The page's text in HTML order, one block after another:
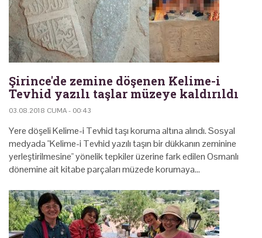
Şirince'de zemine döşenen Kelime-i
Tevhid yazılı taşlar müzeye kaldırıldı
03.08.2018 CUMA - 00:43
Yere döşeli Kelime-i Tevhid taşı koruma altına alındı. Sosyal
medyada "Kelime-i Tevhid yazılı taşın bir dükkanın zeminine
yerleştirilmesine" yönelik tepkiler üzerine fark edilen Osmanlı
dönemine ait kitabe parçaları müzede korumaya…